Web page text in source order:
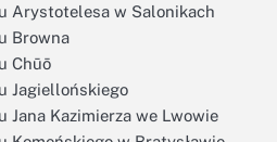
Arystotelesa w Salonikach
Browna
Chūō
Jagiellońskiego
Kazimierza we Lwowie